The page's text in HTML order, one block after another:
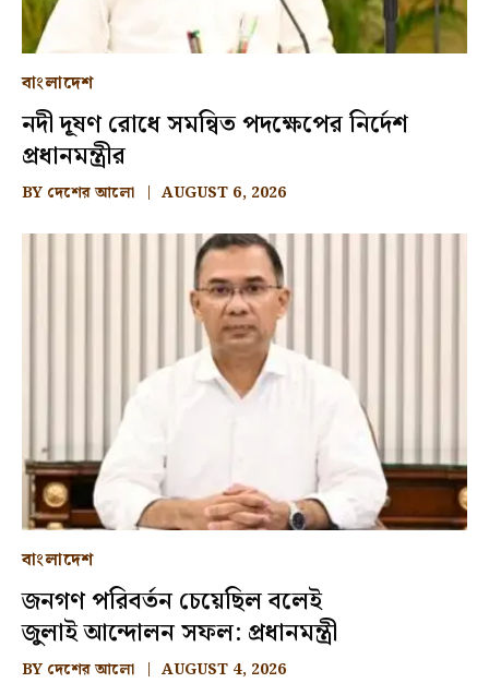
বাংলাদেশ
নদী দূষণ রোধে সমন্বিত পদক্ষেপের নির্দেশ
প্রধানমন্ত্রীর
BY দেশের আলো AUGUST 6, 2026
বাংলাদেশ
জনগণ পরিবর্তন চেয়েছিল বলেই
জুলাই আন্দোলন সফল: প্রধানমন্ত্রী
BY দেশের আলো AUGUST 4, 2026